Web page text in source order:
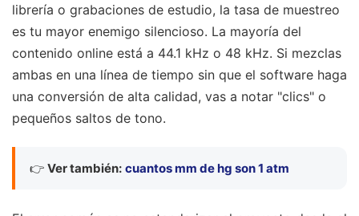
librería o grabaciones de estudio, la tasa de muestreo
es tu mayor enemigo silencioso. La mayoría del
contenido online está a 44.1 kHz o 48 kHz. Si mezclas
ambas en una línea de tiempo sin que el software haga
una conversión de alta calidad, vas a notar "clics" o
pequeños saltos de tono.
👉 Ver también: cuantos mm de hg son 1 atm